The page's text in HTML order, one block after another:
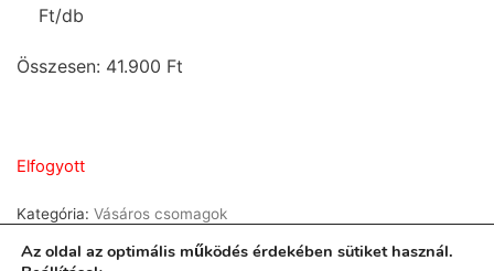
Ft/db
Összesen: 41.900 Ft
Elfogyott
Kategória: Vásáros csomagok
Az oldal az optimális működés érdekében sütiket használ.